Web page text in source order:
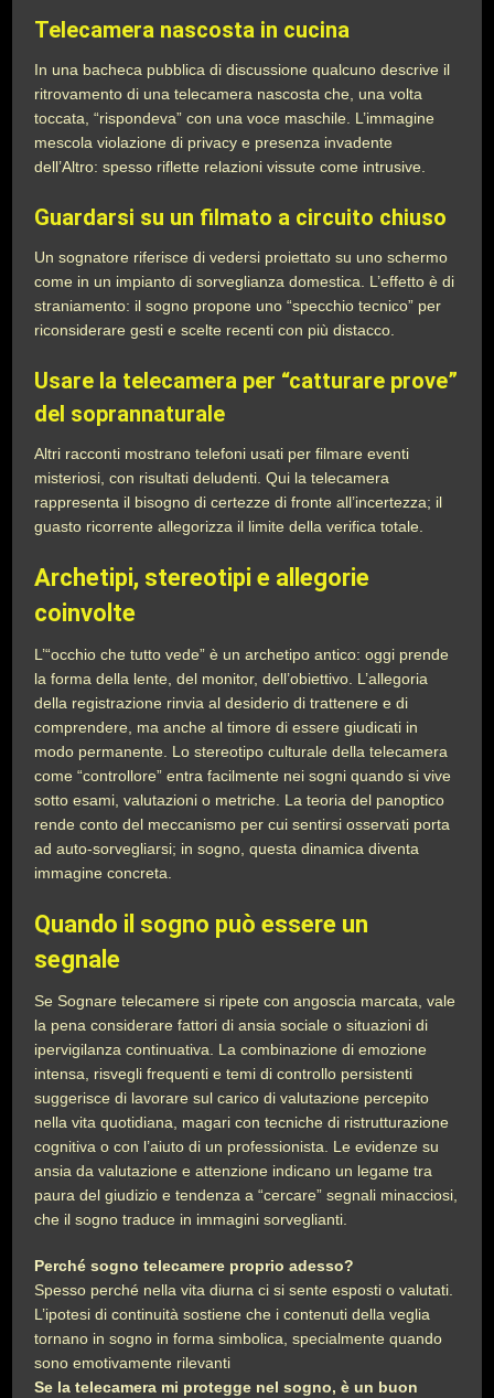
Telecamera nascosta in cucina
In una bacheca pubblica di discussione qualcuno descrive il
ritrovamento di una telecamera nascosta che, una volta
toccata, “rispondeva” con una voce maschile. L’immagine
mescola violazione di privacy e presenza invadente
dell’Altro: spesso riflette relazioni vissute come intrusive.
Guardarsi su un filmato a circuito chiuso
Un sognatore riferisce di vedersi proiettato su uno schermo
come in un impianto di sorveglianza domestica. L’effetto è di
straniamento: il sogno propone uno “specchio tecnico” per
riconsiderare gesti e scelte recenti con più distacco.
Usare la telecamera per “catturare prove”
del soprannaturale
Altri racconti mostrano telefoni usati per filmare eventi
misteriosi, con risultati deludenti. Qui la telecamera
rappresenta il bisogno di certezze di fronte all’incertezza; il
guasto ricorrente allegorizza il limite della verifica totale.
Archetipi, stereotipi e allegorie
coinvolte
L’“occhio che tutto vede” è un archetipo antico: oggi prende
la forma della lente, del monitor, dell’obiettivo. L’allegoria
della registrazione rinvia al desiderio di trattenere e di
comprendere, ma anche al timore di essere giudicati in
modo permanente. Lo stereotipo culturale della telecamera
come “controllore” entra facilmente nei sogni quando si vive
sotto esami, valutazioni o metriche. La teoria del panoptico
rende conto del meccanismo per cui sentirsi osservati porta
ad auto-sorvegliarsi; in sogno, questa dinamica diventa
immagine concreta.
Quando il sogno può essere un
segnale
Se Sognare telecamere si ripete con angoscia marcata, vale
la pena considerare fattori di ansia sociale o situazioni di
ipervigilanza continuativa. La combinazione di emozione
intensa, risvegli frequenti e temi di controllo persistenti
suggerisce di lavorare sul carico di valutazione percepito
nella vita quotidiana, magari con tecniche di ristrutturazione
cognitiva o con l’aiuto di un professionista. Le evidenze su
ansia da valutazione e attenzione indicano un legame tra
paura del giudizio e tendenza a “cercare” segnali minacciosi,
che il sogno traduce in immagini sorveglianti.
Perché sogno telecamere proprio adesso?
Spesso perché nella vita diurna ci si sente esposti o valutati.
L’ipotesi di continuità sostiene che i contenuti della veglia
tornano in sogno in forma simbolica, specialmente quando
sono emotivamente rilevanti
Se la telecamera mi protegge nel sogno, è un buon